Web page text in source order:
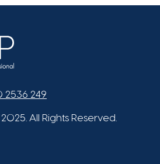
2536 249
All Rights Reserved.